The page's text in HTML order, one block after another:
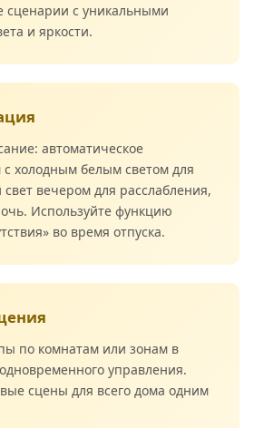
сценарии с уникальными
и яркости.
автоматическое
холодным белым светом для
вечером для расслабления,
Используйте функцию
во время отпуска.
по комнатам или зонам в
управления.
сцены для всего дома одним